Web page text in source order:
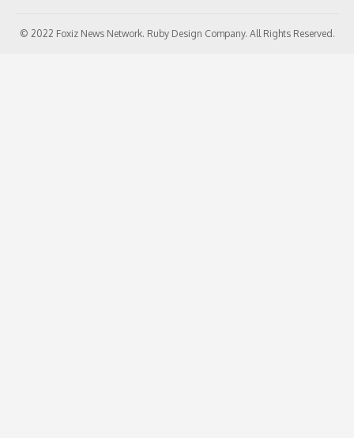
© 2022 Foxiz News Network. Ruby Design Company. All Rights Reserved.